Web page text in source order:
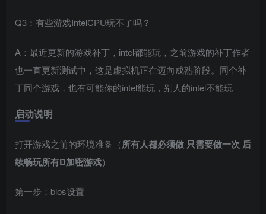
Q3：有些游戏IntelCPU玩不了吗？
A：最近更新的游戏补丁，intel都能玩，之前游戏的补丁作者
也一直更新测试中，这是虚拟机正在迈向成熟阶段。同个补
丁同个游戏，也有可能你的intel能玩，别人的intel不能玩
启动说明
打开游戏之前的环境准备（所有人都必须做 只需要做一次 后
续畅玩所有D加密游戏）
第一步：bios设置